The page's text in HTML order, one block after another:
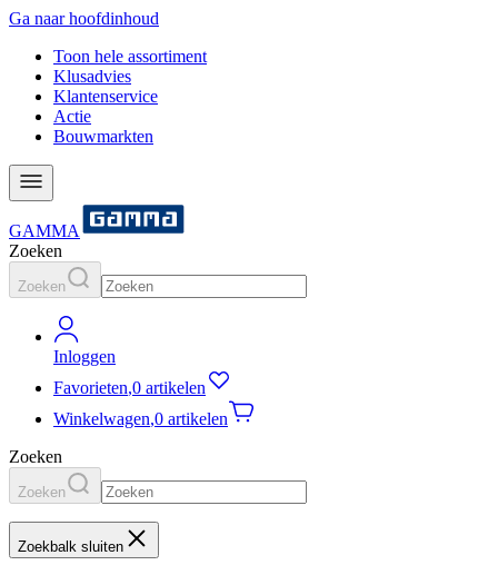
Ga naar hoofdinhoud
Toon hele assortiment
Klusadvies
Klantenservice
Actie
Bouwmarkten
GAMMA
Zoeken
Zoeken
Inloggen
Favorieten,0 artikelen
Winkelwagen,0 artikelen
Zoeken
Zoeken
Zoekbalk sluiten